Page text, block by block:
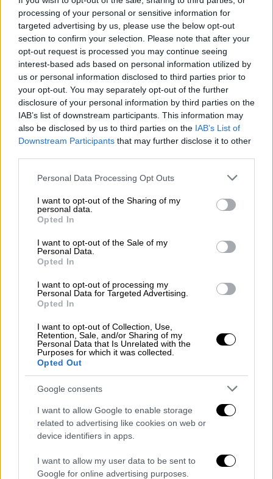
processing of your personal or sensitive information for
targeted advertising by us, please use the below opt-out
section to confirm your selection. Please note that after your
opt-out request is processed you may continue seeing
interest-based ads based on personal information utilized by
us or personal information disclosed to third parties prior to
your opt-out. You may separately opt-out of the further
disclosure of your personal information by third parties on the
IAB’s list of downstream participants. This information may
also be disclosed by us to third parties on the IAB’s List of
Downstream Participants that may further disclose it to other
Please note that this website/app uses one or more Google
not limited to your visit or usage behaviour. You may click to
grant or deny consent to Google and its third-party tags to
use your data for below specified purposes in below Google
consent section.
Personal Data Processing Opt Outs
I want to opt-out of the Sharing of my
personal data.
Opted In
I want to opt-out of the Sale of my
Personal Data.
Opted In
I want to opt-out of processing my
Personal Data for Targeted Advertising.
Opted In
I want to opt-out of Collection, Use,
Retention, Sale, and/or Sharing of my
Personal Data that Is Unrelated with the
Purposes for which it was collected.
Opted Out
Google consents
I want to allow Google to enable storage
related to advertising like cookies on web or
device identifiers in apps.
I want to allow my user data to be sent to
Google for online advertising purposes.
τις δηλώσειςτης διευθύνουσαςτου ΕΟΠΠΕ
Π την Παρασκευήσεημερίδαπου αφορά
τηνπαιδεία. Η ίδια τόνισεότι σκοπός
ου οργανισμούκαι στόχος είναι να γίνουν
οι εξετάσεις Πιστοποίησης στις αρχές του
2024.
Σε αυτότο σημείονα τονίσουμεπως
οι εργαζόμενοι του ΕΟΠΠΕΠκαι η διοίκηση
φουλ τις μηχανές
κομμωτών και τεχνιτών νυχιών
εξυπηρετήθούνμε τονκαλύτερο
τρόποοι ενδιαφερόμενοι.
Οι 10.000 νέες θέσεις εκπ/τών
ενηλίκωνφέρνουν μεγάλη συμμετοχή στις
εξετάσεις
Σύμφωνα με το ΦΕΚ του 2013 που καθορίζει
αμοιβές των εκπαιδευτών
ενηλίκωνένας εκπαιδευτής που θα
πραγματοποιήσει κατάρτιση σεενήλικες
άνεργους(π.χ.140 ώρες δια ζώσης και εξ
αποστάσεως εκπαιδευσ) μπορεί να λάβει
έως και3080 ευρώ σε κάτι παραπάνω από 30
ημέρες.
Πάνω από10.000 προσλήψεις εκπαιδευτών
προγραμμάτων κατάρτισης που φέρνει το